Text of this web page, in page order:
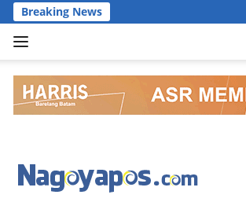
Breaking News